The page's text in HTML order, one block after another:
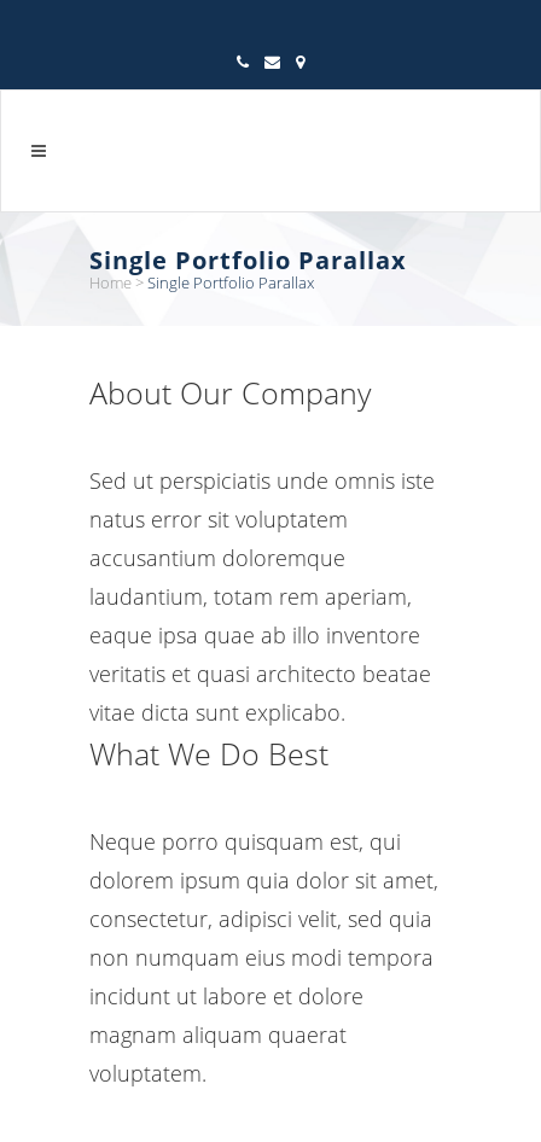
Single Portfolio Parallax
Home>Single Portfolio Parallax
About Our Company
Sed ut perspiciatis unde omnis iste
natus error sit voluptatem
accusantium doloremque
laudantium, totam rem aperiam,
eaque ipsa quae ab illo inventore
veritatis et quasi architecto beatae
vitae dicta sunt explicabo.
What We Do Best
Neque porro quisquam est, qui
dolorem ipsum quia dolor sit amet,
consectetur, adipisci velit, sed quia
non numquam eius modi tempora
incidunt ut labore et dolore
magnam aliquam quaerat
voluptatem.